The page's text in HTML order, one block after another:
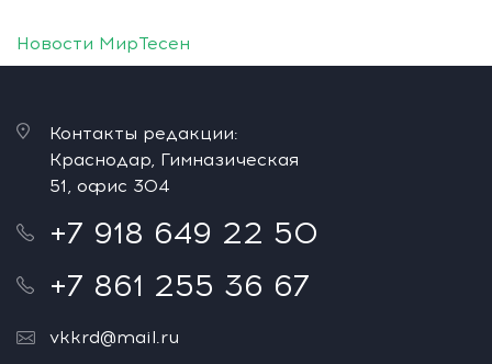
Новости МирТесен
Контакты редакции:
Краснодар, Гимназическая
51, офис 304
+7 918 649 22 50
+7 861 255 36 67
vkkrd@mail.ru